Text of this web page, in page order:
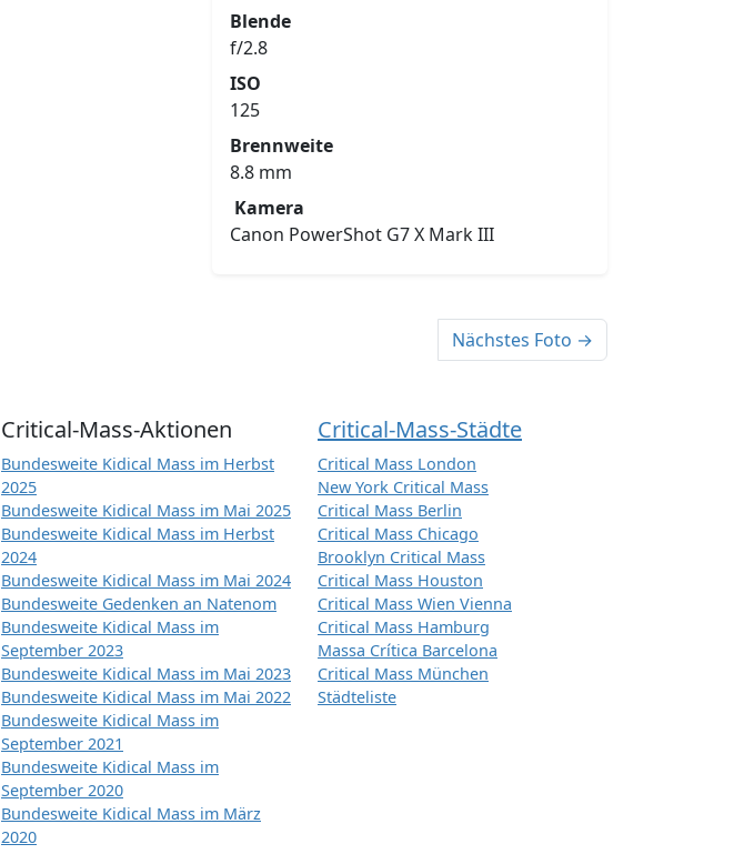
Blende
f/2.8
ISO
125
Brennweite
8.8 mm
Kamera
Canon PowerShot G7 X Mark III
Nächstes Foto →
Critical-Mass-Aktionen
Bundesweite Kidical Mass im Herbst
2025
Bundesweite Kidical Mass im Mai 2025
Bundesweite Kidical Mass im Herbst
2024
Bundesweite Kidical Mass im Mai 2024
Bundesweite Gedenken an Natenom
Bundesweite Kidical Mass im
September 2023
Bundesweite Kidical Mass im Mai 2023
Bundesweite Kidical Mass im Mai 2022
Bundesweite Kidical Mass im
September 2021
Bundesweite Kidical Mass im
September 2020
Bundesweite Kidical Mass im März
2020
Critical-Mass-Städte
Critical Mass London
New York Critical Mass
Critical Mass Berlin
Critical Mass Chicago
Brooklyn Critical Mass
Critical Mass Houston
Critical Mass Wien Vienna
Critical Mass Hamburg
Massa Crítica Barcelona
Critical Mass München
Städteliste